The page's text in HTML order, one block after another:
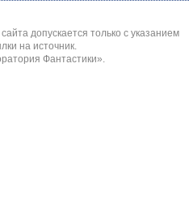
допускается только с указанием
на источник.
Фантастики».